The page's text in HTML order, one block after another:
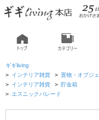
ギギliving
> インテリア雑貨 > 置物・オブジェ
> インテリア雑貨 > 貯金箱
> エスニックパレード